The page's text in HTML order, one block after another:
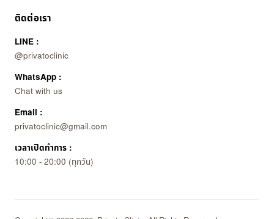
ติดต่อเรา
LINE :
@privatoclinic
WhatsApp :
Chat with us
Email :
privatoclinic@gmail.com
เวลาเปิดทำการ :
10:00 - 20:00 (ทุกวัน)